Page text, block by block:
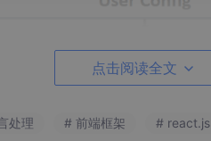
点击阅读全文
处理 # 前端框架 # react.js